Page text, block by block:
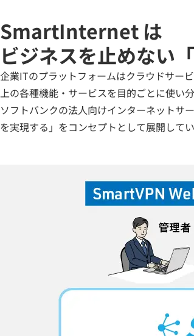
SmartInternet は
ビジネスを止めない
企業ITのプラットフォームはクラウドサー
上の各種機能・サービスを目的ごとに使い
ソフトバンクの法人向けインターネットサ
を実現する」をコンセプトとして展開してい